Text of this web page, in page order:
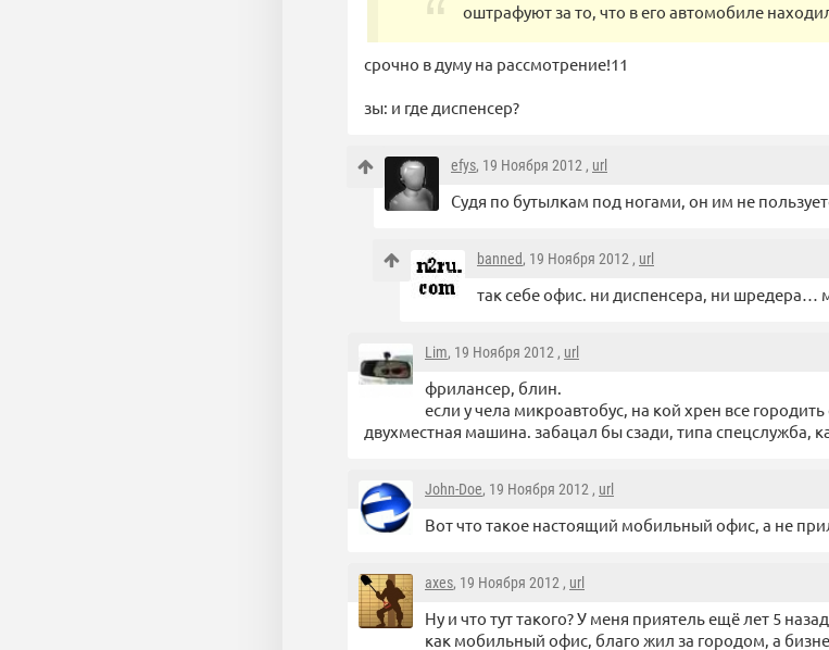
оштрафуют за то, что в его автомобиле
срочно в думу на рассмотрение!11
зы: и где диспенсер?
efys, 19 Ноября 2012 , url
Судя по бутылкам под ногами, он им не
banned, 19 Ноября 2012 , url
так себе офис. ни диспенсера, ни шредера…
Lim, 19 Ноября 2012 , url
фрилансер, блин.
если у чела микроавтобус, на кой хрен все городить
двухместная машина. забацал бы сзади, типа спецслужба,
John-Doe, 19 Ноября 2012 , url
Вот что такое настоящий мобильный офис, а не
axes, 19 Ноября 2012 , url
Ну и что тут такого? У меня приятель ещё лет 5
как мобильный офис, благо жил за городом, а